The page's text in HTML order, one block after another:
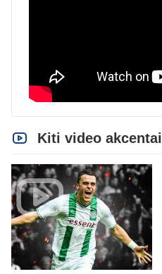
Kiti video akcentai